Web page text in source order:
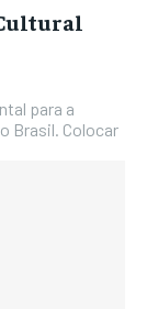
para a
Brasil. Colocar